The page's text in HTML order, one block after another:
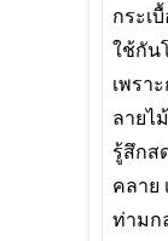
กระเ
ใช้กัน
เพรา
ลายไ
รู้สึกส
คลาย
ท่ามก